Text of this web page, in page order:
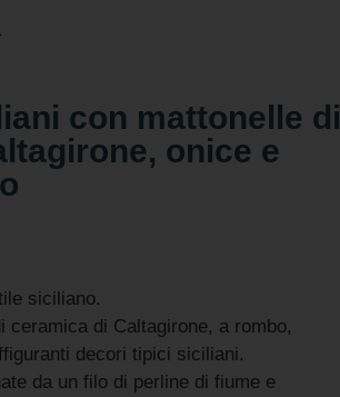
con mattonelle di
onice e
siciliano.
ceramica di Caltagirone, a rombo,
decori tipici siciliani.
da un filo di perline di fiume e